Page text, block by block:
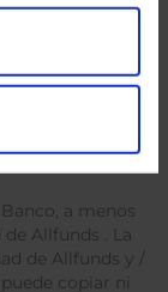
a menos
Allfunds . La
de Allfunds y /
copiar ni